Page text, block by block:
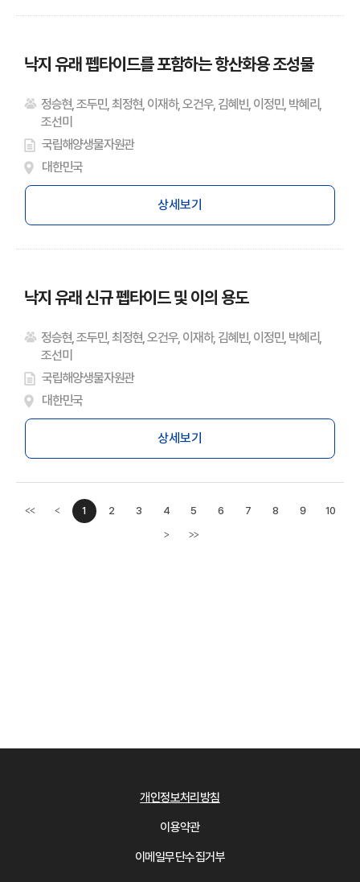
낙지 유래 펩타이드를 포함하는 항산화용 조성물
정승현, 조두민, 최정현, 이재하, 오건우, 김혜빈, 이정민, 박혜리,
조선미
국립해양생물자원관
대한민국
상세보기
낙지 유래 신규 펩타이드 및 이의 용도
정승현, 조두민, 최정현, 오건우, 이재하, 김혜빈, 이정민, 박혜리,
조선미
국립해양생물자원관
대한민국
상세보기
<< <이전페이지
1 2 3 4 5 6 7 8 9 10
>다음페이지
>>
개인정보처리방침
이용약관
이메일무단수집거부